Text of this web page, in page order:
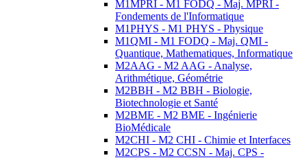
M1MPRI - M1 FODQ - Maj. MPRI -
Fondements de l'Informatique
M1PHYS - M1 PHYS - Physique
M1QMI - M1 FODQ - Maj. QMI -
Quantique, Mathematiques, Informatique
M2AAG - M2 AAG - Analyse,
Arithmétique, Géométrie
M2BBH - M2 BBH - Biologie,
Biotechnologie et Santé
M2BME - M2 BME - Ingénierie
BioMédicale
M2CHI - M2 CHI - Chimie et Interfaces
M2CPS - M2 CCSN - Maj. CPS -